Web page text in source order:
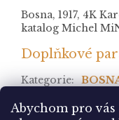
Abychom pro
Bosna, 1917, 4K
katalog Michel
Doplňkové
Kategorie: